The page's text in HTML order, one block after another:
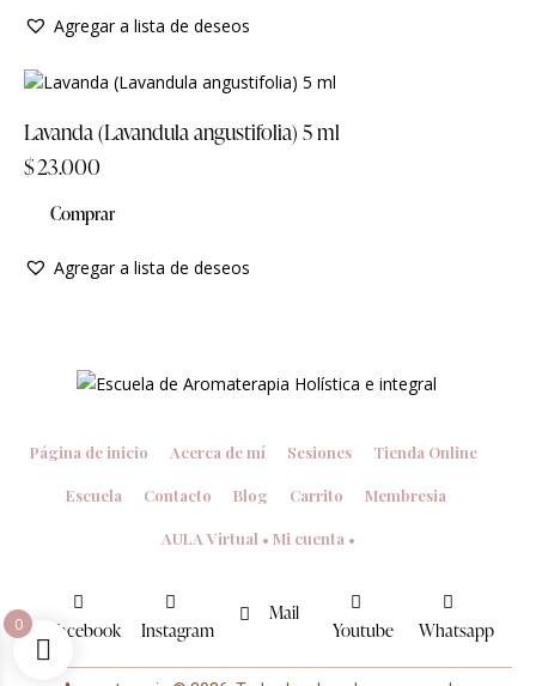
Agregar a lista de deseos
Lavanda (Lavandula angustifolia) 5 ml
$23.000
Comprar
Agregar a lista de deseos
Página de inicio Acerca de mí Sesiones Tienda Online
Escuela Contacto Blog Carrito Membresia
AULA Virtual • Mi cuenta •
Facebook Instagram
Mail
Youtube Whatsapp
0